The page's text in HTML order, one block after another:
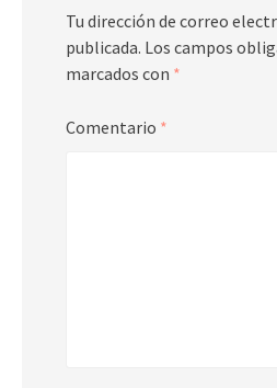
Tu dirección de correo
publicada. Los campos
marcados con *
Comentario *